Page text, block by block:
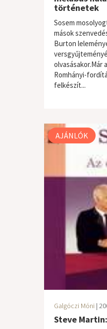
történetek
Sosem
mások
Burton
olvasásakor.Már
Romhányi-
felkészít...
szépirodalom
AJÁNLÓK
Galgóczi Móni |
Steve